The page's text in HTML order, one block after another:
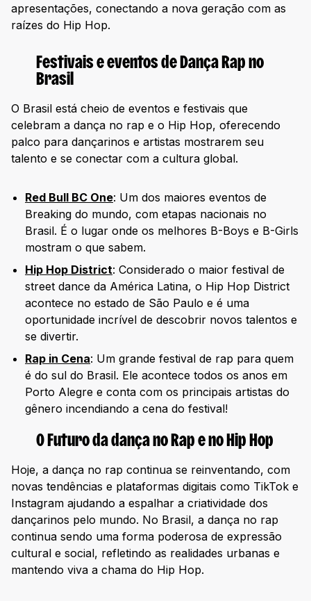
apresentações, conectando a nova geração com as
raízes do Hip Hop.
Festivais e eventos de Dança Rap no
Brasil
O Brasil está cheio de eventos e festivais que
celebram a dança no rap e o Hip Hop, oferecendo
palco para dançarinos e artistas mostrarem seu
talento e se conectar com a cultura global.
Red Bull BC One: Um dos maiores eventos de
Breaking do mundo, com etapas nacionais no
Brasil. É o lugar onde os melhores B-Boys e B-Girls
mostram o que sabem.
Hip Hop District: Considerado o maior festival de
street dance da América Latina, o Hip Hop District
acontece no estado de São Paulo e é uma
oportunidade incrível de descobrir novos talentos e
se divertir.
Rap in Cena: Um grande festival de rap para quem
é do sul do Brasil. Ele acontece todos os anos em
Porto Alegre e conta com os principais artistas do
gênero incendiando a cena do festival!
O Futuro da dança no Rap e no Hip Hop
Hoje, a dança no rap continua se reinventando, com
novas tendências e plataformas digitais como TikTok e
Instagram ajudando a espalhar a criatividade dos
dançarinos pelo mundo. No Brasil, a dança no rap
continua sendo uma forma poderosa de expressão
cultural e social, refletindo as realidades urbanas e
mantendo viva a chama do Hip Hop.